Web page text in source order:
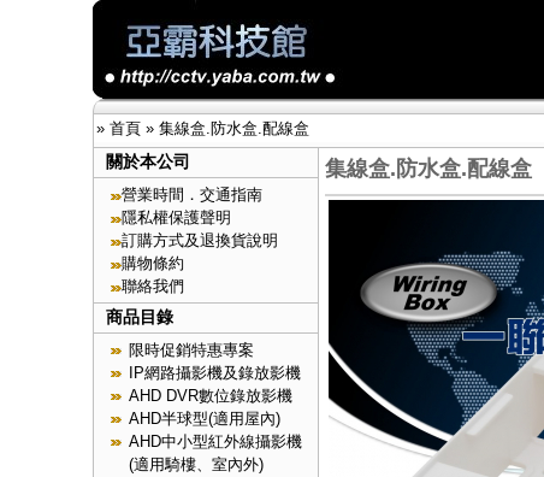
» 首頁» 集線盒.防水盒.配線盒
關於本公司
營業時間．交通指南
隱私權保護聲明
訂購方式及退換貨說明
購物條約
聯絡我們
商品目錄
限時促銷特惠專案
IP網路攝影機及錄放影機
AHD DVR數位錄放影機
AHD半球型(適用屋內)
AHD中小型紅外線攝影機
(適用騎樓、室內外)
集線盒.防水盒.配線盒